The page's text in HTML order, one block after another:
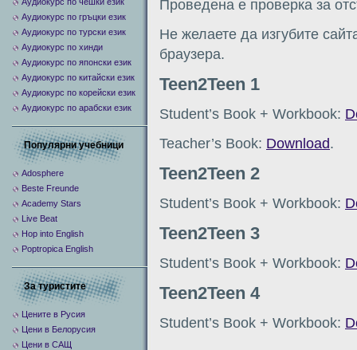
Проведена е проверка за
Не желаете да изгубите
браузера.
Teen2Teen 1
Student’s Book + Workbook:
Teacher’s Book: Download.
Teen2Teen 2
Student’s Book + Workbook:
Teen2Teen 3
Student’s Book + Workbook:
Teen2Teen 4
Student’s Book + Workbook:
Аудиокурс по гръцки език
Аудиокурс по турски език
Аудиокурс по хинди
Аудиокурс по японски език
Аудиокурс по китайски език
Аудиокурс по корейски език
Аудиокурс по арабски език
Популярни учебници
Adosphere
Beste Freunde
Academy Stars
Live Beat
Hop into English
Poptropica English
За туристите
Цените в Русия
Цени в Белорусия
Цени в САЩ